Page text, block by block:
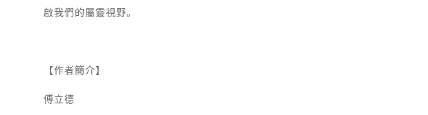
啟我們的屬靈視野。
【作者簡介】
傅立德